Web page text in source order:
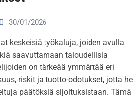
30/01/2026
keskeisiä työkaluja, joiden avulla
saavuttamaan taloudellisia
on tärkeää ymmärtää eri
riskit ja tuotto-odotukset, jotta he
päätöksiä sijoituksistaan. Tämä